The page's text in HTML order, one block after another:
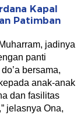
Kapal
Patimban
jadinya
panti
bersama,
anak-anak
dan fasilitas
jelasnya Ona,